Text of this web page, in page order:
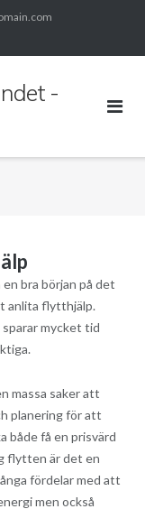
-
bra början på det
anlita flytthjälp.
mycket tid
massa saker att
planering för att
både få en prisvärd
flytten är det en
fördelar med att
men också